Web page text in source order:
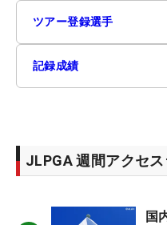
ツアー登録選手
記録成績
JLPGA 週間アクセ
国